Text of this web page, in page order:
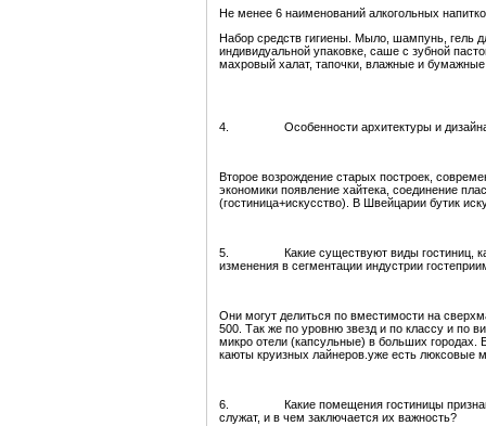
Не менее 6 наименований алкогольных
Набор средств гигиены. Мыло, шампунь, гель
индивидуальной упаковке, саше с зубной
махровый халат, тапочки, влажные и
4. Особенности архитектуры и дизайна в
Второе возрождение старых построек,
экономики появление хайтека, соединение
(гостиница+искусство). В Швейцарии бутик
5. Какие существуют виды гостиниц,
изменения в сегментации индустрии
Они могут делиться по вместимости на
500. Так же по уровню звезд и по классу и по
микро отели (капсульные) в больших
каюты круизных лайнеров.уже есть люксовые
6. Какие помещения гостиницы
служат, и в чем заключается их важность?